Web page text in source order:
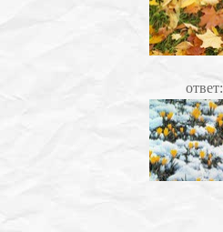
ответ: